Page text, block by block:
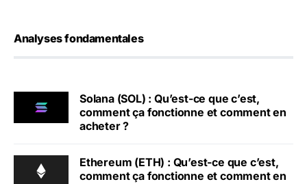
Analyses fondamentales
Solana (SOL) : Qu’est-ce que c’est,
comment ça fonctionne et comment en
acheter ?
Ethereum (ETH) : Qu’est-ce que c’est,
comment ça fonctionne et comment en